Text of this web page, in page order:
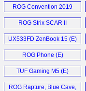
ROG Convention 2019
Coverage (E)
ROG Strix SCAR II
Laptop (E)
UX533FD ZenBook 15 (E)
ROG Phone (E)
TUF Gaming M5 (E)
ROG Rapture, Blue Cave,